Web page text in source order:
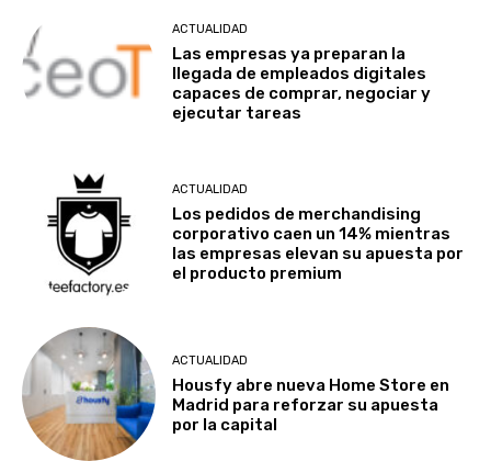
ACTUALIDAD
Las empresas ya preparan la
llegada de empleados digitales
capaces de comprar, negociar y
ejecutar tareas
ACTUALIDAD
Los pedidos de merchandising
corporativo caen un 14% mientras
las empresas elevan su apuesta por
el producto premium
ACTUALIDAD
Housfy abre nueva Home Store en
Madrid para reforzar su apuesta
por la capital